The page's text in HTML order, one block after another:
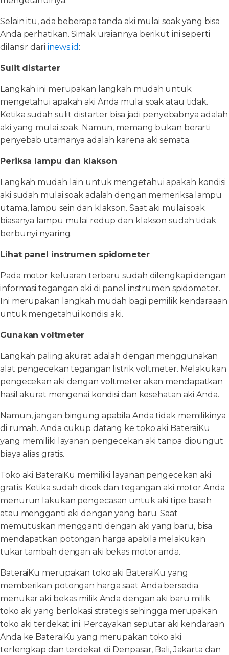
Selain itu, ada beberapa tanda aki mulai soak yang bisa
Anda perhatikan. Simak uraiannya berikut ini seperti
dilansir dari inews.id :
Sulit distarter
Langkah ini merupakan langkah mudah untuk
mengetahui apakah aki Anda mulai soak atau tidak.
Ketika sudah sulit distarter bisa jadi penyebabnya adalah
aki yang mulai soak. Namun, memang bukan berarti
penyebab utamanya adalah karena aki semata.
Periksa lampu dan klakson
Langkah mudah lain untuk mengetahui apakah kondisi
aki sudah mulai soak adalah dengan memeriksa lampu
utama, lampu sein dan klakson. Saat aki mulai soak
biasanya lampu mulai redup dan klakson sudah tidak
berbunyi nyaring.
Lihat panel instrumen spidometer
Pada motor keluaran terbaru sudah dilengkapi dengan
informasi tegangan aki di panel instrumen spidometer.
Ini merupakan langkah mudah bagi pemilik kendaraaan
untuk mengetahui kondisi aki.
Gunakan voltmeter
Langkah paling akurat adalah dengan menggunakan
alat pengecekan tegangan listrik voltmeter. Melakukan
pengecekan aki dengan voltmeter akan mendapatkan
hasil akurat mengenai kondisi dan kesehatan aki Anda.
Namun, jangan bingung apabila Anda tidak memilikinya
di rumah. Anda cukup datang ke toko aki BateraiKu
yang memiliki layanan pengecekan aki tanpa dipungut
biaya alias gratis.
Toko aki BateraiKu memiliki layanan pengecekan aki
gratis. Ketika sudah dicek dan tegangan aki motor Anda
menurun lakukan pengecasan untuk aki tipe basah
atau mengganti aki dengan yang baru. Saat
memutuskan mengganti dengan aki yang baru, bisa
mendapatkan potongan harga apabila melakukan
tukar tambah dengan aki bekas motor anda.
BateraiKu merupakan toko aki BateraiKu yang
memberikan potongan harga saat Anda bersedia
menukar aki bekas milik Anda dengan aki baru milik
toko aki yang berlokasi strategis sehingga merupakan
toko aki terdekat ini. Percayakan seputar aki kendaraan
Anda ke BateraiKu yang merupakan toko aki
terlengkap dan terdekat di Denpasar, Bali, Jakarta dan